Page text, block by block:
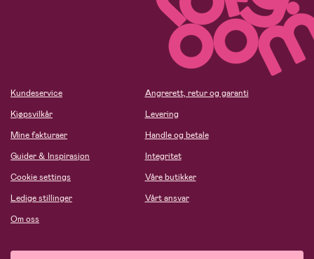
Kundeservice
Kjøpsvilkår
Mine fakturaer
Guider & Inspirasjon
Cookie settings
Ledige stillinger
Om oss
Angrerett, retur og garanti
Levering
Handle og betale
Integritet
Våre butikker
Vårt ansvar